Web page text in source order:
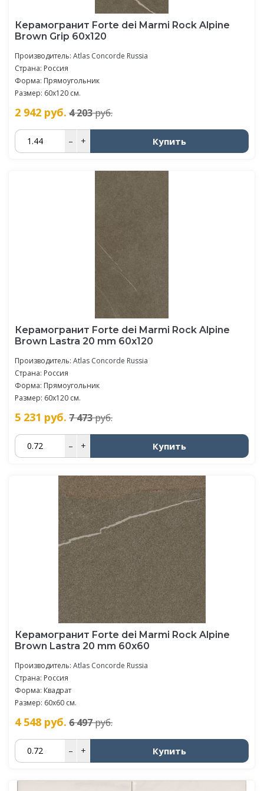
Керамогранит Forte dei Marmi Rock Alpine
Brown Grip 60x120
Производитель: Atlas Concorde Russia
Страна: Россия
Форма: Прямоугольник
Размер: 60x120 см.
2 942 руб. 4 203руб.
– + Купить
Керамогранит Forte dei Marmi Rock Alpine
Brown Lastra 20 mm 60x120
Производитель: Atlas Concorde Russia
Страна: Россия
Форма: Прямоугольник
Размер: 60x120 см.
5 231 руб. 7 473руб.
– + Купить
Керамогранит Forte dei Marmi Rock Alpine
Brown Lastra 20 mm 60x60
Производитель: Atlas Concorde Russia
Страна: Россия
Форма: Квадрат
Размер: 60x60 см.
4 548 руб. 6 497руб.
– + Купить